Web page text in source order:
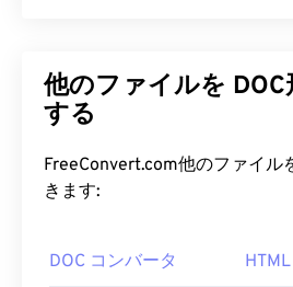
ンソースのファイル形式です。
JPEG（JPG）
サイズが小さく、画質は同等
ウェブページやモバイルアプリ
WebP ファイルを開
他のファイルを
する
FreeConvert.com他のファイル
きます:
DOC コンバータ